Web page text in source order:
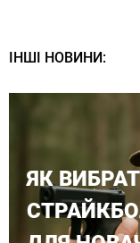
ІНШІ НОВИНИ:
ЯК